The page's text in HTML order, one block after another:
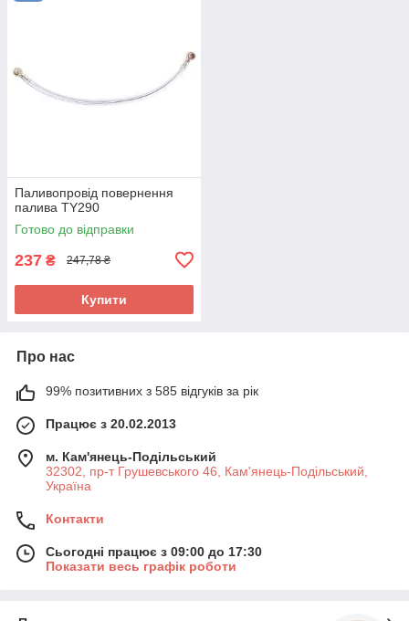
Паливопровід повернення
палива TY290
Готово до відправки
237 ₴ 247,78 ₴
Купити
Про нас
99% позитивних з 585 відгуків за рік
Працює з 20.02.2013
м. Кам'янець-Подільський
32302, пр-т Грушевського 46, Кам'янець-Подільський,
Україна
Контакти
Сьогодні працює з 09:00 до 17:30
Показати весь графік роботи